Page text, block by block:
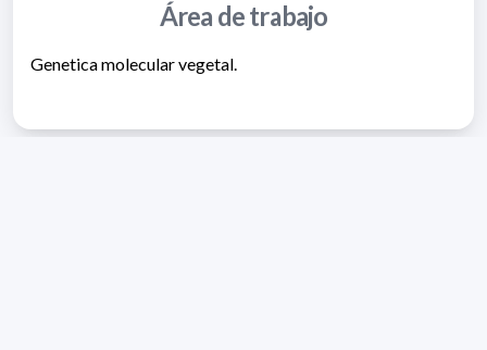
Área de trabajo
Genetica molecular vegetal.